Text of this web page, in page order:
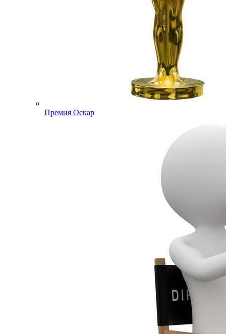
Премия Оскар